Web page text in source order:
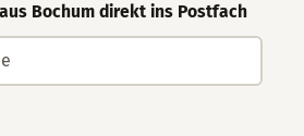
Bochum direkt ins Postfach